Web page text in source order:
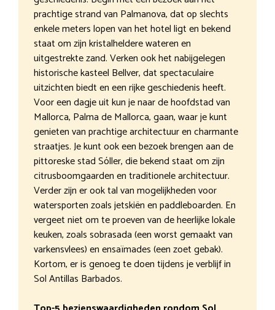
prachtige strand van Palmanova, dat op slechts
enkele meters lopen van het hotel ligt en bekend
staat om zijn kristalheldere wateren en
uitgestrekte zand. Verken ook het nabijgelegen
historische kasteel Bellver, dat spectaculaire
uitzichten biedt en een rijke geschiedenis heeft.
Voor een dagje uit kun je naar de hoofdstad van
Mallorca, Palma de Mallorca, gaan, waar je kunt
genieten van prachtige architectuur en charmante
straatjes. Je kunt ook een bezoek brengen aan de
pittoreske stad Sóller, die bekend staat om zijn
citrusboomgaarden en traditionele architectuur.
Verder zijn er ook tal van mogelijkheden voor
watersporten zoals jetskiën en paddleboarden. En
vergeet niet om te proeven van de heerlijke lokale
keuken, zoals sobrasada (een worst gemaakt van
varkensvlees) en ensaïmades (een zoet gebak).
Kortom, er is genoeg te doen tijdens je verblijf in
Sol Antillas Barbados.